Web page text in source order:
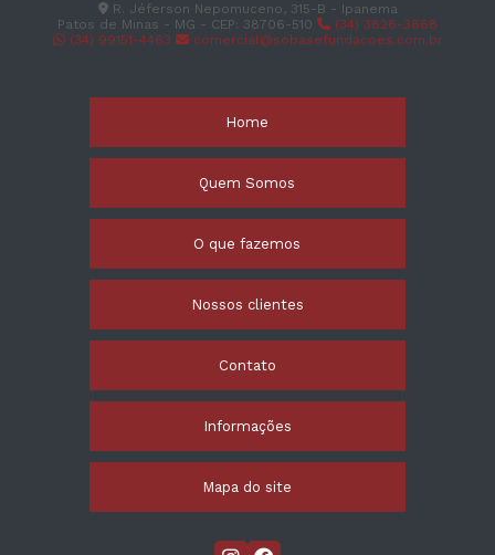
R. Jéferson Nepomuceno, 315-B - Ipanema
Patos de Minas - MG - CEP: 38706-510
(34) 3826-3668
(34) 99151-4463
comercial@sobasefundacoes.com.br
Home
Quem Somos
O que fazemos
Nossos clientes
Contato
Informações
Mapa do site